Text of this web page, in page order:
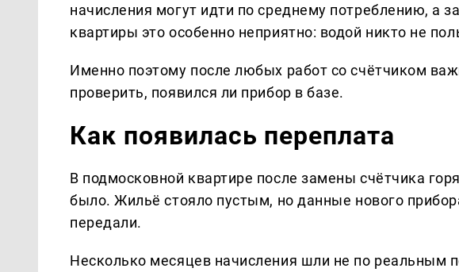
начисления могут идти по среднему потреблению, а
квартиры это особенно неприятно: водой никто не
Именно поэтому после любых работ со счётчиком
проверить, появился ли прибор в базе.
Как появилась переплата
В подмосковной квартире после замены счётчика
было. Жильё стояло пустым, но данные нового
передали.
Несколько месяцев начисления шли не по реальным